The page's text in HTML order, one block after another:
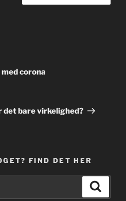
corona
det bare virkelighed?
FIND DET HER